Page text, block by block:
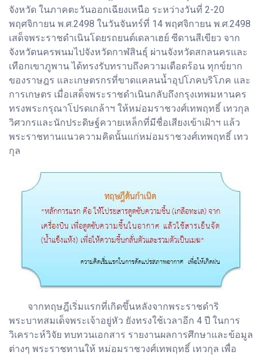
จังหวัด ในภาคตะวันออกเฉียงเหนือ ระหว่างวันที่ 2-20
พฤศจิกายน พ.ศ.2498 ในวันจันทร์ที่ 14 พฤศจิกายน พ.ศ.2498
เสด็จพระราชดำเนินโดยรถยนต์เดลาเฮย์ ซีดานสีเขียว จาก
จังหวัดนครพนมไปจังหวัดกาฬสินธุ์ ผ่านจังหวัดสกลนครและ
เทือกเขาภูพาน ได้ทรงรับทราบถึงความเดือดร้อน ทุกข์ยาก
ของราษฎร และเกษตรกรที่ขาดแคลนน้ำอุปโภคบริโภค และ
การเกษตร เมื่อเสด็จพระราชดำเนินกลับถึงกรุงเทพมหานคร
ทรงพระกรุณาโปรดเกล้าฯ ให้หม่อมราชวงศ์เทพฤทธิ์ เทวกุล
วิศวกรและนักประดิษฐ์ควายเหล็กที่มีชื่อเสียงเข้าเฝ้าฯ แล้ว
พระราชทานแนวความคิดนั้นแก่หม่อมราชวงศ์เทพฤทธิ์ เทว
กุล
จากทฤษฎีเริ่มแรกที่เกิดขึ้นหลังจากพระราชดำริ
พระบาทสมเด็จพระเจ้าอยู่หัว ยังทรงใช้เวลาอีก 4 ปี ในการ
วิเคราะห์วิจัย ทบทวนเอกสาร รายงานผลการศึกษาและข้อมูล
ต่างๆ พระราชทานให้ หม่อมราชวงศ์เทพฤทธิ์ เทวกุล เพื่อ